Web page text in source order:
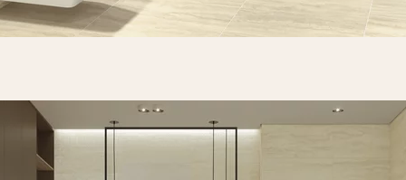
PŁYTKA ŚCIENNA
75 X 25 CM
75 X